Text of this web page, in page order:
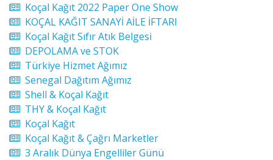
Koçal Kağıt 2022 Paper One Show
KOÇAL KAĞIT SANAYİ AİLE İFTARI
Koçal Kağıt Sıfır Atık Belgesi
DEPOLAMA ve STOK
Türkiye Hizmet Ağımız
Senegal Dağıtım Ağımız
Shell & Koçal Kağıt
THY & Koçal Kağıt
Koçal Kağıt
Koçal Kağıt & Çağrı Marketler
3 Aralık Dünya Engelliler Günü